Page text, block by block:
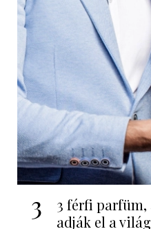
3
3 férfi
adják el a